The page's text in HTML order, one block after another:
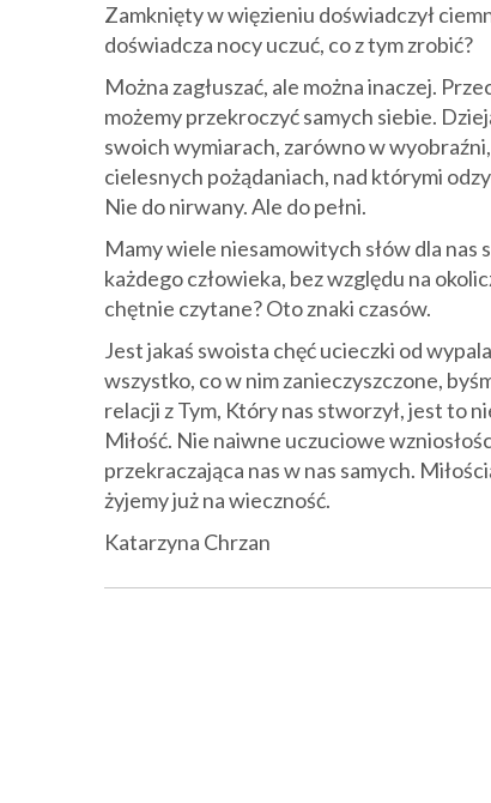
Zamknięty w więzieniu doświadczył
doświadcza nocy uczuć, co z tym zrobić?
Można zagłuszać, ale można inaczej.
możemy przekroczyć samych siebie.
swoich wymiarach, zarówno w
cielesnych pożądaniach, nad którymi
Nie do nirwany. Ale do pełni.
Mamy wiele niesamowitych słów dla nas
każdego człowieka, bez względu na
chętnie czytane? Oto znaki czasów.
Jest jakaś swoista chęć ucieczki od
wszystko, co w nim zanieczyszczone,
relacji z Tym, Który nas stworzył, jest to
Miłość. Nie naiwne uczuciowe
przekraczająca nas w nas samych.
żyjemy już na wieczność.
Katarzyna Chrzan